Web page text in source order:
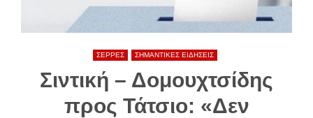
ΣΕΡΡΕΣ ΣΗΜΑΝΤΙΚΕΣ ΕΙΔΗΣΕΙΣ
Σιντική – Δομουχτσίδης
προς Τάτσιο: «Δεν